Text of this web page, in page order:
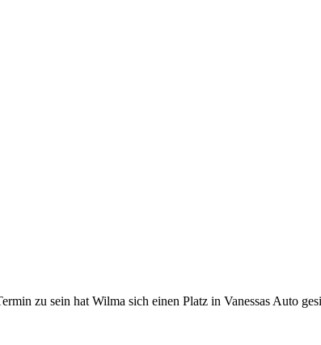
zu sein hat Wilma sich einen Platz in Vanessas Auto